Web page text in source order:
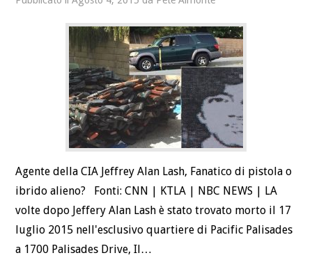
Agente della CIA Jeffrey Alan Lash, Fanatico di pistola o
ibrido alieno? Fonti: CNN | KTLA | NBC NEWS | LA
volte dopo Jeffery Alan Lash è stato trovato morto il 17
luglio 2015 nell'esclusivo quartiere di Pacific Palisades
a 1700 Palisades Drive, Il…